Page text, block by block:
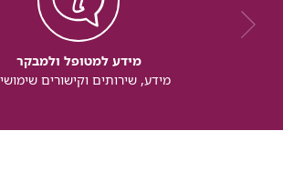
מידע למטופל ולמבקר
מידע, שירותים וקישורים